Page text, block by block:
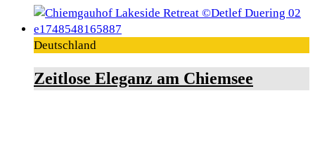
Deutschland
Zeitlose Eleganz am Chiemsee